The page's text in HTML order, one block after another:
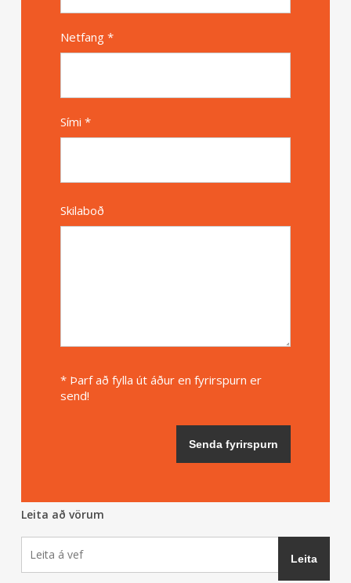
Netfang *
Sími *
Skilaboð
* Þarf að fylla út áður en fyrirspurn er
send!
Leita að vörum